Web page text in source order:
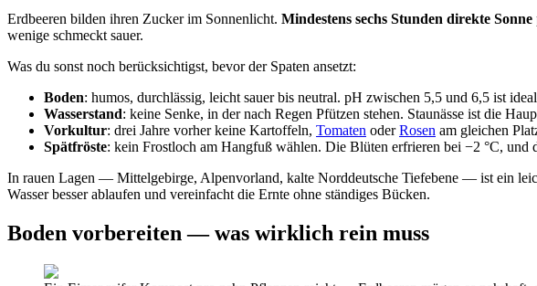
Erdbeeren bilden ihren Zucker im Sonnenlicht. Mindestens sechs Stunden direkte Sonne
wenige schmeckt sauer.
Was du sonst noch berücksichtigst, bevor der Spaten ansetzt:
Boden: humos, durchlässig, leicht sauer bis neutral. pH zwischen 5,5 und 6,5 ist
Wasserstand: keine Senke, in der nach Regen Pfützen stehen. Staunässe ist die
Vorkultur: drei Jahre vorher keine Kartoffeln, Tomaten oderRosen am gleichen
Spätfröste: kein Frostloch am Hangfuß wählen. Die Blüten erfrieren bei −2 °C, und
In rauen Lagen — Mittelgebirge, Alpenvorland, kalte Norddeutsche Tiefebene — ist ein
Wasser besser ablaufen und vereinfacht die Ernte ohne ständiges Bücken.
Boden vorbereiten — was wirklich rein muss